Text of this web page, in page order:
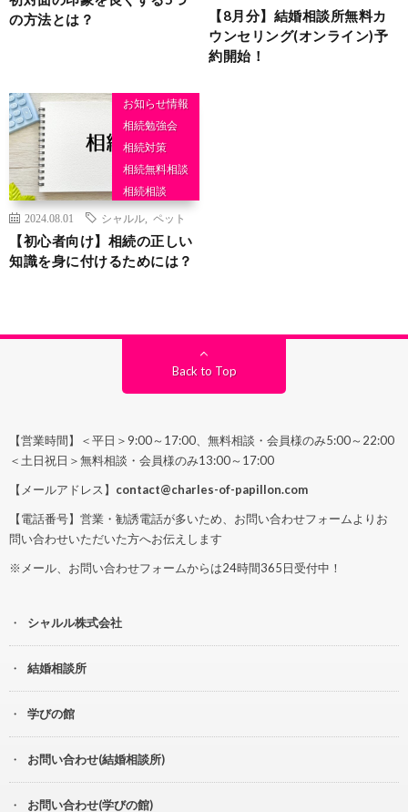
の方法とは？
【8月分】結婚相談所無料カ
ウンセリング(オンライン)予
約開始！
お知らせ情報
相続勉強会
相続対策
相続無料相談
相続相談
2024.08.01 シャルル ペット
【初心者向け】相続の正しい
知識を身に付けるためには？
Back to Top
【営業時間】＜平日＞9:00～17:00、無料相談・会員様のみ5:00～22:00
＜土日祝日＞無料相談・会員様のみ13:00～17:00
【メールアドレス】 contact@charles-of-papillon.com
【電話番号】営業・勧誘電話が多いため、お問い合わせフォームよりお
問い合わせいただいた方へお伝えします
※メール、お問い合わせフォームからは24時間365日受付中！
シャルル株式会社
結婚相談所
学びの館
お問い合わせ(結婚相談所)
お問い合わせ(学びの館)